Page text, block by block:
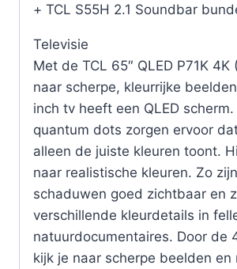
+ TCL S55H 2.1 Soundbar
Televisie
Met de TCL 65″ QLED P71K 4K
naar scherpe, kleurrijke
inch tv heeft een QLED
quantum dots zorgen ervoor
alleen de juiste kleuren toont.
naar realistische kleuren. Zo
schaduwen goed zichtbaar en
verschillende kleurdetails in
natuurdocumentaires. Door de
kijk je naar scherpe beelden en